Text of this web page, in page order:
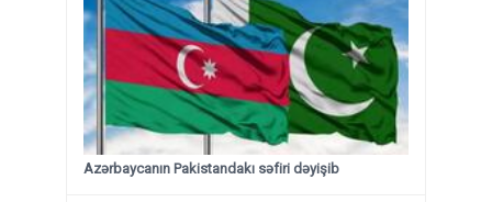
Azərbaycanın Pakistandakı səfiri dəyişib